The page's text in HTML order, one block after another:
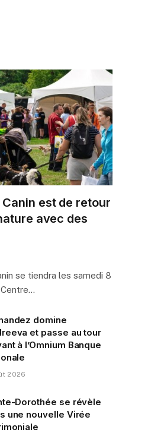
est de retour
avec des
se tiendra les samedi 8
domine
et passe au tour
à l’Omnium Banque
2026
Dorothée se révèle
une nouvelle Virée